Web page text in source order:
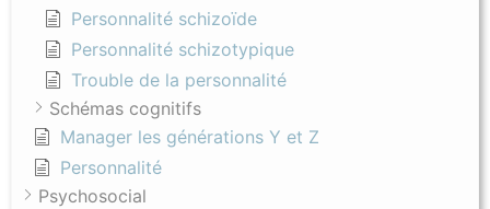
Personnalité schizoïde
Personnalité schizotypique
Trouble de la personnalité
Schémas cognitifs
Manager les générations Y et Z
Personnalité
Psychosocial